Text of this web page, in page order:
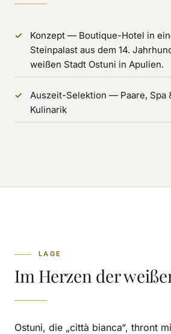
Konzept — Boutique-Hotel in
Steinpalast aus dem 14.
weißen Stadt Ostuni in Apulien.
Auszeit-Selektion — Paare, Spa
Kulinarik
LAGE
Im Herzen der
Ostuni, die „città bianca“, thront